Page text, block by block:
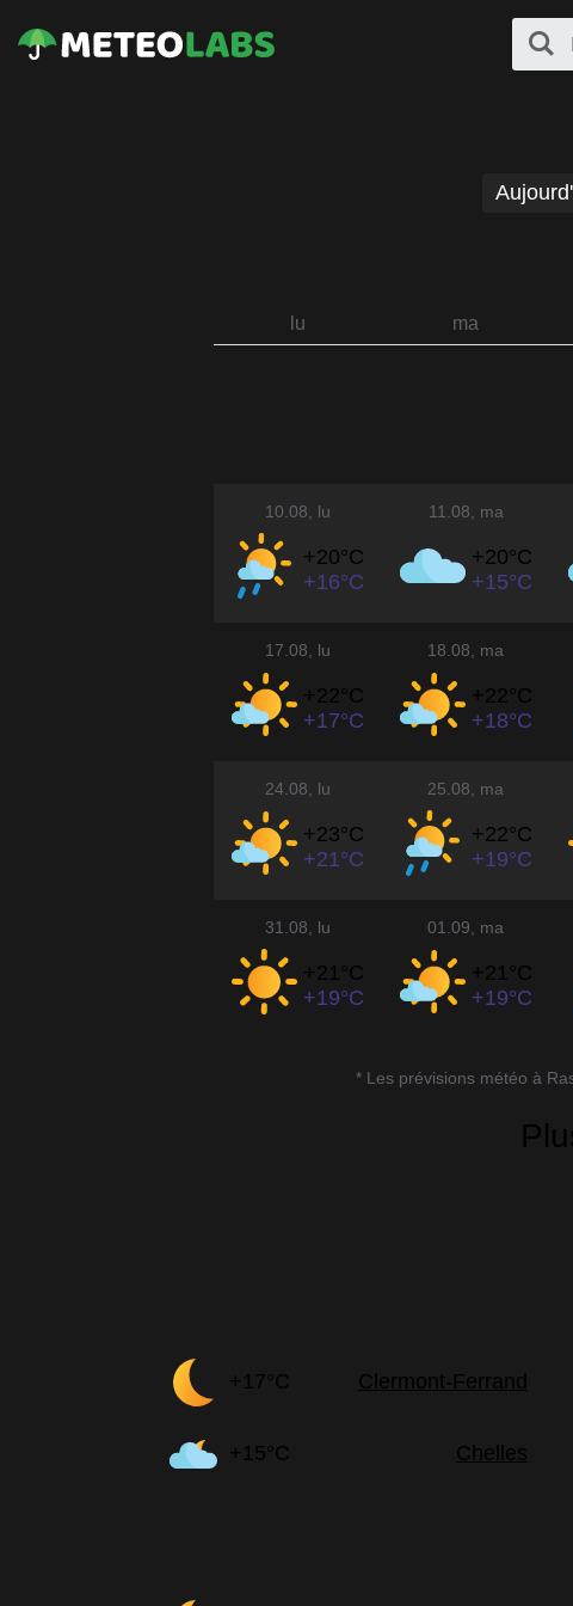
lu ma
10.08 , lu
+20°C
+16°C
11.08 , ma
+20°C
+15°C
17.08 , lu
+22° C
+17°C
18.08 , ma
+22° C
+18°C
24.08 , lu
+23°C
+21°C
25.08 , ma
+22°C
+19°C
31.08 , lu
+21° C
+19°C
01.09 , ma
+21° C
+19°C
* Les prévisions météo à
+17°C Clermont-Ferrand
+15°C Chelles